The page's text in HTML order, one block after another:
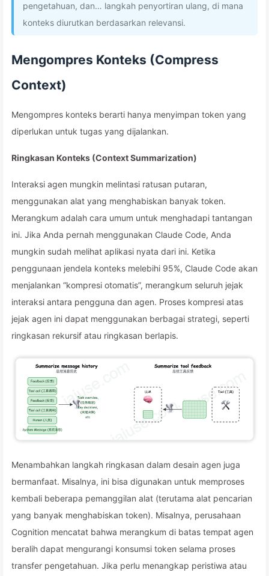
pengetahuan, dan… langkah penyortiran ulang, di mana
konteks diurutkan berdasarkan relevansi.
Mengompres Konteks (Compress
Context)
Mengompres konteks berarti hanya menyimpan token yang
diperlukan untuk tugas yang dijalankan.
Ringkasan Konteks (Context Summarization)
Interaksi agen mungkin melintasi ratusan putaran,
menggunakan alat yang menghabiskan banyak token.
Merangkum adalah cara umum untuk menghadapi tantangan
ini. Jika Anda pernah menggunakan Claude Code, Anda
mungkin sudah melihat aplikasi nyata dari ini. Ketika
penggunaan jendela konteks melebihi 95%, Claude Code akan
menjalankan “kompresi otomatis”, merangkum seluruh jejak
interaksi antara pengguna dan agen. Proses kompresi atas
jejak agen ini dapat menggunakan berbagai strategi, seperti
ringkasan rekursif atau ringkasan berlapis.
Menambahkan langkah ringkasan dalam desain agen juga
bermanfaat. Misalnya, ini bisa digunakan untuk memproses
kembali beberapa pemanggilan alat (terutama alat pencarian
yang banyak menghabiskan token). Misalnya, perusahaan
Cognition mencatat bahwa merangkum di batas tempat agen
beralih dapat mengurangi konsumsi token selama proses
transfer pengetahuan. Jika perlu menangkap peristiwa atau